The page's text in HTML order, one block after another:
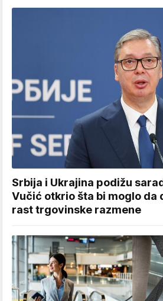
Srbija i Ukrajina podižu
Vučić otkrio šta bi moglo da
rast trgovinske razmene